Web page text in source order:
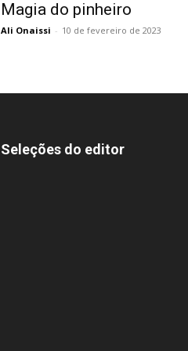
Magia do pinheiro
Ali Onaissi - 10 de fevereiro de 2023
Seleções do editor